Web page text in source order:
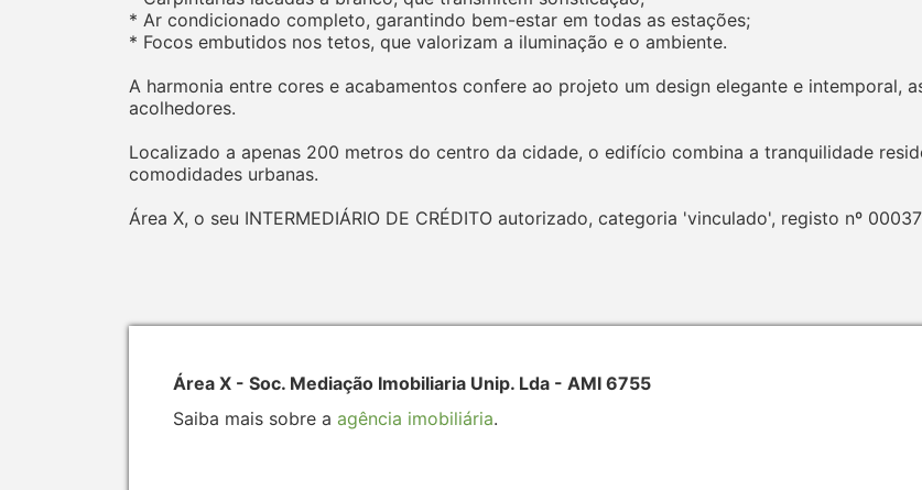
* Ar condicionado completo, garantindo bem-estar em todas as estações;
* Focos embutidos nos tetos, que valorizam a iluminação e o ambiente.
A harmonia entre cores e acabamentos confere ao projeto um design elegante e intemporal,
acolhedores.
Localizado a apenas 200 metros do centro da cidade, o edifício combina a tranquilidade
comodidades urbanas.
Área X, o seu INTERMEDIÁRIO DE CRÉDITO autorizado, categoria 'vinculado', registo nº
Área X - Soc. Mediação Imobiliaria Unip. Lda - AMI 6755
Saiba mais sobre a agência imobiliária.